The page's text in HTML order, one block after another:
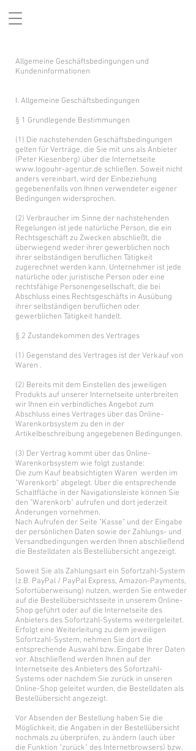
Allgemeine Geschäftsbedingungen und
Kundeninformationen
I. Allgemeine Geschäftsbedingungen
§ 1 Grundlegende Bestimmungen
(1) Die nachstehenden Geschäftsbedingungen
gelten für Verträge, die Sie mit uns als Anbieter
(Peter Kiesenberg) über die Internetseite
www.logouhr-agentur.de schließen. Soweit nicht
anders vereinbart, wird der Einbeziehung
gegebenenfalls von Ihnen verwendeter eigener
Bedingungen widersprochen.
(2) Verbraucher im Sinne der nachstehenden
Regelungen ist jede natürliche Person, die ein
Rechtsgeschäft zu Zwecken abschließt, die
überwiegend weder ihrer gewerblichen noch
ihrer selbständigen beruflichen Tätigkeit
zugerechnet werden kann. Unternehmer ist jede
natürliche oder juristische Person oder eine
rechtsfähige Personengesellschaft, die bei
Abschluss eines Rechtsgeschäfts in Ausübung
ihrer selbständigen beruflichen oder
gewerblichen Tätigkeit handelt.
§ 2 Zustandekommen des Vertrages
(1) Gegenstand des Vertrages ist der Verkauf von
Waren .
(2) Bereits mit dem Einstellen des jeweiligen
Produkts auf unserer Internetseite unterbreiten
wir Ihnen ein verbindliches Angebot zum
Abschluss eines Vertrages über das Online-
Warenkorbsystem zu den in der
Artikelbeschreibung angegebenen Bedingungen.
(3) Der Vertrag kommt über das Online-
Warenkorbsystem wie folgt zustande:
Die zum Kauf beabsichtigten Waren werden im
"Warenkorb" abgelegt. Über die entsprechende
Schaltfläche in der Navigationsleiste können Sie
den "Warenkorb" aufrufen und dort jederzeit
Änderungen vornehmen.
Nach Aufrufen der Seite "Kasse" und der Eingabe
der persönlichen Daten sowie der Zahlungs- und
Versandbedingungen werden Ihnen abschließend
die Bestelldaten als Bestellübersicht angezeigt.
Soweit Sie als Zahlungsart ein Sofortzahl-System
(z.B. PayPal / PayPal Express, Amazon-Payments,
Sofortüberweisung) nutzen, werden Sie entweder
auf die Bestellübersichtsseite in unserem Online-
Shop geführt oder auf die Internetseite des
Anbieters des Sofortzahl-Systems weitergeleitet.
Erfolgt eine Weiterleitung zu dem jeweiligen
Sofortzahl-System, nehmen Sie dort die
entsprechende Auswahl bzw. Eingabe Ihrer Daten
vor. Abschließend werden Ihnen auf der
Internetseite des Anbieters des Sofortzahl-
Systems oder nachdem Sie zurück in unseren
Online-Shop geleitet wurden, die Bestelldaten als
Bestellübersicht angezeigt.
Vor Absenden der Bestellung haben Sie die
Möglichkeit, die Angaben in der Bestellübersicht
nochmals zu überprüfen, zu ändern (auch über
die Funktion "zurück" des Internetbrowsers) bzw.